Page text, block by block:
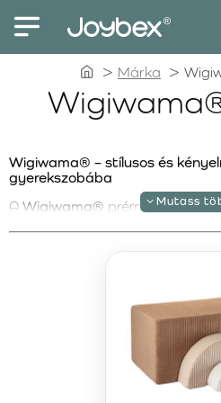
homeMárka
Wigiwama® – stílusos és
gyerekszobába
A Wigiwama® prémium
minőségű, OEKO-TEX®
gyermekek számára és
kínálatában stílusos
multifunkcionális bútorok
barátságosabbá és